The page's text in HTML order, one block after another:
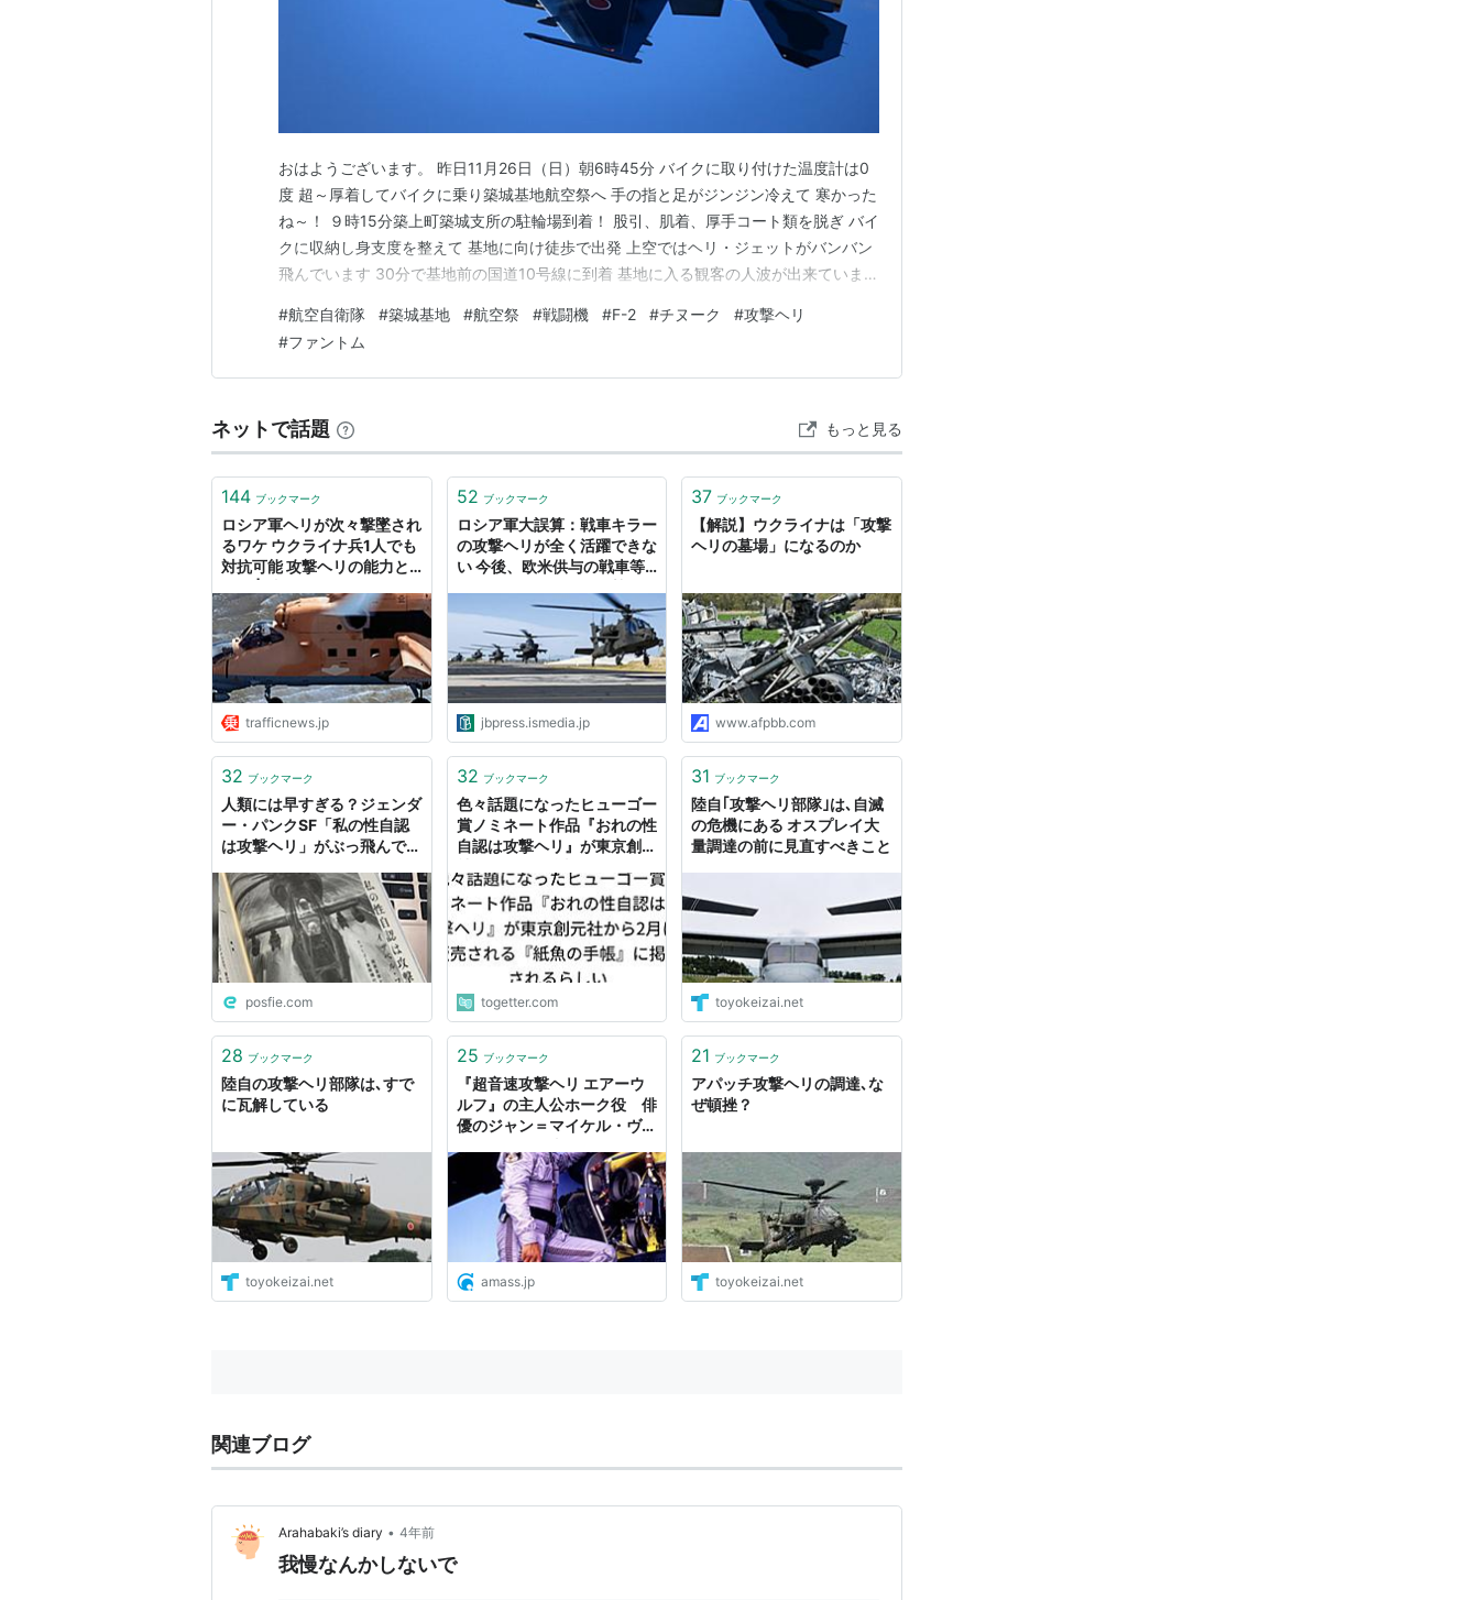
おはようございます。 昨日11月26日（日）朝6時45分 バイクに取り付けた温度計は0
度 超～厚着してバイクに乗り築城基地航空祭へ 手の指と足がジンジン冷えて 寒かった
ね～！ ９時15分築上町築城支所の駐輪場到着！ 股引、肌着、厚手コート類を脱ぎ バイ
クに収納し身支度を整えて 基地に向け徒歩で出発 上空ではヘリ・ジェットがバンバン
飛んでいます 30分で基地前の国道10号線に到着 基地に入る観客の人波が出来ています
いた ペットボトルの水を開栓して 飲んでください！ と厳しい！ ジジイは水分を摂る
と「ションベン」が…
#航空自衛隊 #築城基地 #航空祭 #戦闘機 #F-2 #チヌーク #攻撃ヘリ
#ファントム
ネットで話題 もっと見る
144 ブックマーク
ロシア軍ヘリが次々撃墜され
るワケ ウクライナ兵1人でも
対抗可能 攻撃ヘリの能力と
trafficnews.jp
52 ブックマーク
ロシア軍大誤算：戦車キラー
の攻撃ヘリが全く活躍できな
い 今後、欧米供与の戦車等
つ手なし | JBpress (ジェイ
ビープレス)
jbpress.ismedia.jp
37 ブックマーク
【解説】ウクライナは「攻撃
ヘリの墓場」になるのか
www.afpbb.com
32 ブックマーク
人類には早すぎる？ジェンダ
ー・パンクSF「私の性自認
は攻撃ヘリ」がぶっ飛んでて
posfie.com
32 ブックマーク
色々話題になったヒューゴー
賞ノミネート作品『おれの性
自認は攻撃ヘリ』が東京創元
魚の手帳』に掲載されるらし
い
togetter.com
31 ブックマーク
陸自｢攻撃ヘリ部隊｣は､自滅
の危機にある オスプレイ大
量調達の前に見直すべきこと
toyokeizai.net
28 ブックマーク
陸自の攻撃ヘリ部隊は､すで
に瓦解している
toyokeizai.net
25 ブックマーク
『超音速攻撃ヘリ エアーウ
ルフ』の主人公ホーク役 俳
優のジャン＝マイケル・ヴィ
amass.jp
21 ブックマーク
アパッチ攻撃ヘリの調達､な
ぜ頓挫？
toyokeizai.net
関連ブログ
Arahabaki’s diary • 4年前
我慢なんかしないで